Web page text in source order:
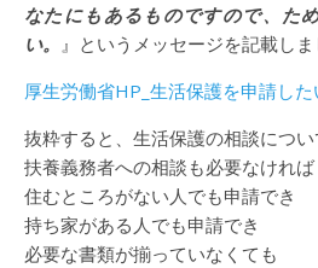
なたにもあるものですので、た
い。
』というメッセージを記載しま
厚生労働省HP_生活保護を申請し
抜粋すると、生活保護の相談につい
扶養義務者への相談も必要なければ
住むところがない人でも申請でき
持ち家がある人でも申請でき
必要な書類が揃っていなくても